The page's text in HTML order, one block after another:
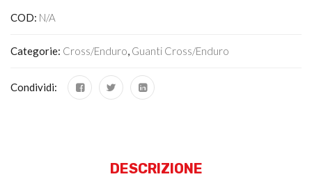
COD: N/A
Categorie: Cross/Enduro, Guanti Cross/enduro
Condividi:
DESCRIZIONE